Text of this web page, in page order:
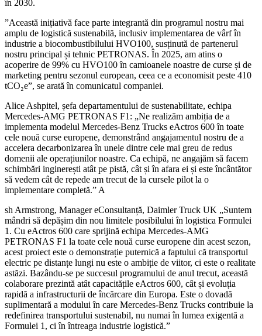
în 2030.
”Această inițiativă face parte integrantă din programul nostru mai
amplu de logistică sustenabilă, inclusiv implementarea de vârf în
industrie a biocombustibilului HVO100, susținută de partenerul
nostru principal și tehnic PETRONAS. În 2025, am atins o
acoperire de 99% cu HVO100 în camioanele noastre de curse și de
marketing pentru sezonul european, ceea ce a economisit peste 410
tCO₂e”, se arată în comunicatul companiei.
Alice Ashpitel, șefa departamentului de sustenabilitate, echipa
Mercedes-AMG PETRONAS F1: „Ne realizăm ambiția de a
implementa modelul Mercedes-Benz Trucks eActros 600 în toate
cele nouă curse europene, demonstrând angajamentul nostru de a
accelera decarbonizarea în unele dintre cele mai greu de redus
domenii ale operațiunilor noastre. Ca echipă, ne angajăm să facem
schimbări inginerești atât pe pistă, cât și în afara ei și este încântător
să vedem cât de repede am trecut de la cursele pilot la o
implementare completă.” A
sh Armstrong, Manager eConsultanță, Daimler Truck UK „Suntem
mândri să depășim din nou limitele posibilului în logistica Formulei
1. Cu eActros 600 care sprijină echipa Mercedes-AMG
PETRONAS F1 la toate cele nouă curse europene din acest sezon,
acest proiect este o demonstrație puternică a faptului că transportul
electric pe distanțe lungi nu este o ambiție de viitor, ci este o realitate
astăzi. Bazându-se pe succesul programului de anul trecut, această
colaborare prezintă atât capacitățile eActros 600, cât și evoluția
rapidă a infrastructurii de încărcare din Europa. Este o dovadă
suplimentară a modului în care Mercedes-Benz Trucks contribuie la
redefinirea transportului sustenabil, nu numai în lumea exigentă a
Formulei 1, ci în întreaga industrie logistică.”